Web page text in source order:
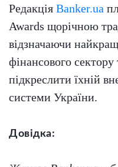
Редакція Banker.ua
Awards щорічною
відзначаючи
фінансового
підкреслити їхній
системи України.
Довідка: